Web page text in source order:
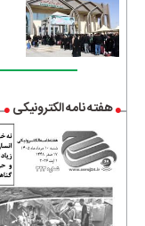
هفته نامه الکترونیکی